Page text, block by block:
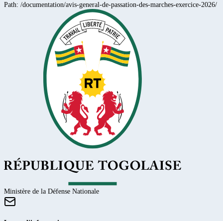
Path: /documentation/avis-general-de-passation-des-marches-exercice-2026/
Ministère de la Défense Nationale